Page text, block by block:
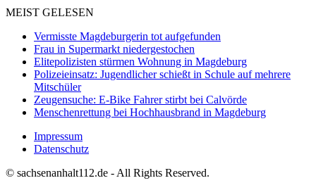
MEIST GELESEN
Vermisste Magdeburgerin tot aufgefunden
Frau in Supermarkt niedergestochen
Elitepolizisten stürmen Wohnung in Magdeburg
Polizeieinsatz: Jugendlicher schießt in Schule auf mehrere
Mitschüler
Zeugensuche: E-Bike Fahrer stirbt bei Calvörde
Menschenrettung bei Hochhausbrand in Magdeburg
Impressum
Datenschutz
© sachsenanhalt112.de - All Rights Reserved.